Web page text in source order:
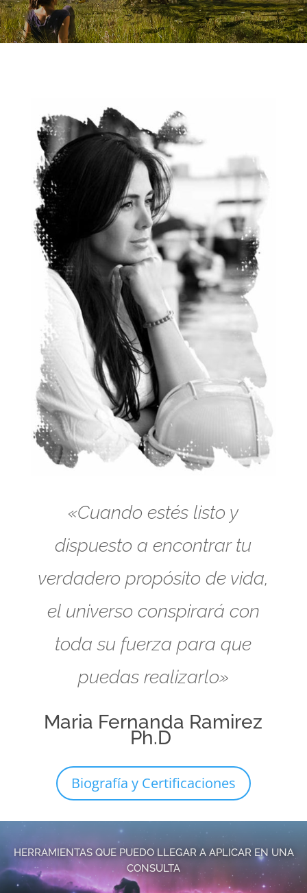
«Cuando estés listo y
dispuesto a encontrar tu
verdadero propósito de vida,
el universo conspirará con
toda su fuerza para que
puedas realizarlo»
Maria Fernanda Ramirez
Ph.D
Biografía y Certificaciones
HERRAMIENTAS QUE PUEDO LLEGAR A APLICAR EN UNA
CONSULTA